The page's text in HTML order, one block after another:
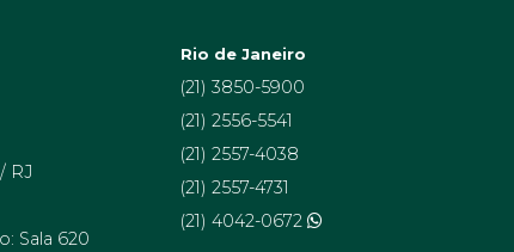
RJ
Sala 620
Rio de Janeiro
(21) 3850-5900
(21) 2556-5541
(21) 2557-4038
(21) 2557-4731
(21) 4042-0672